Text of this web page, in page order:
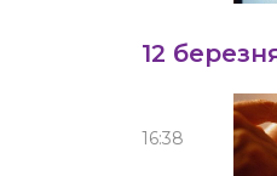
12
16:38